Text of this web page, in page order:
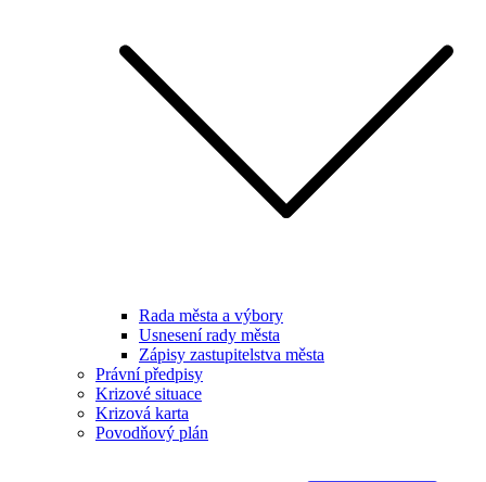
Rada města a výbory
Usnesení rady města
Zápisy zastupitelstva města
Právní předpisy
Krizové situace
Krizová karta
Povodňový plán